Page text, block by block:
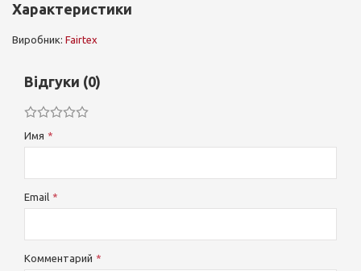
Характеристики
Виробник: Fairtex
Відгуки (0)
Имя
Email
Комментарий